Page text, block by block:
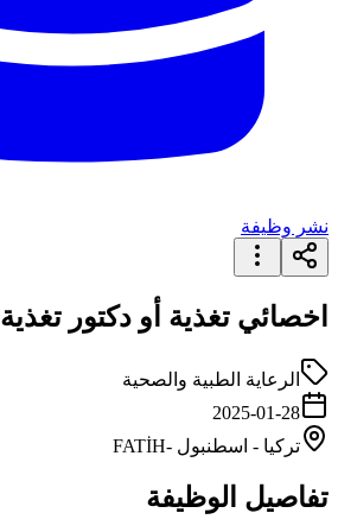
نشر وظيفة
اخصائي تغذية أو دكتور تغذية
الرعاية الطبية والصحية
2025-01-28
تركيا - اسطنبول -FATİH
تفاصيل الوظيفة